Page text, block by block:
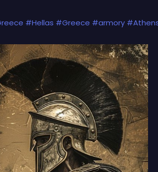
#Hellas #Greece #armory